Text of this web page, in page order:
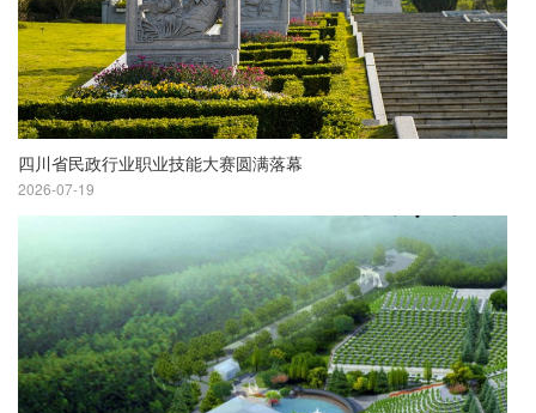
四川省民政行业职业技能大赛圆满落幕
2026-07-19